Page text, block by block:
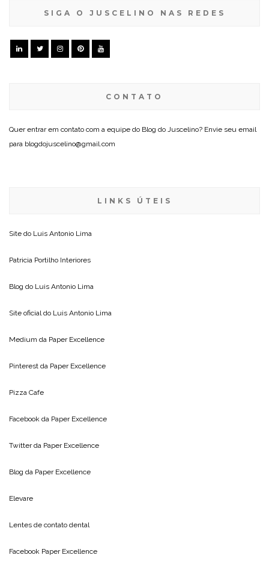
SIGA O JUSCELINO NAS REDES
CONTATO
Quer entrar em contato com a equipe do Blog do Juscelino? Envie seu email
para blogdojuscelino@gmail.com
LINKS ÚTEIS
Site do Luis Antonio Lima
Patricia Portilho Interiores
Blog do Luis Antonio Lima
Site oficial do Luis Antonio Lima
Medium da Paper Excellence
Pinterest da Paper Excellence
Pizza Cafe
Facebook da Paper Excellence
Twitter da Paper Excellence
Blog da Paper Excellence
Elevare
Lentes de contato dental
Facebook Paper Excellence